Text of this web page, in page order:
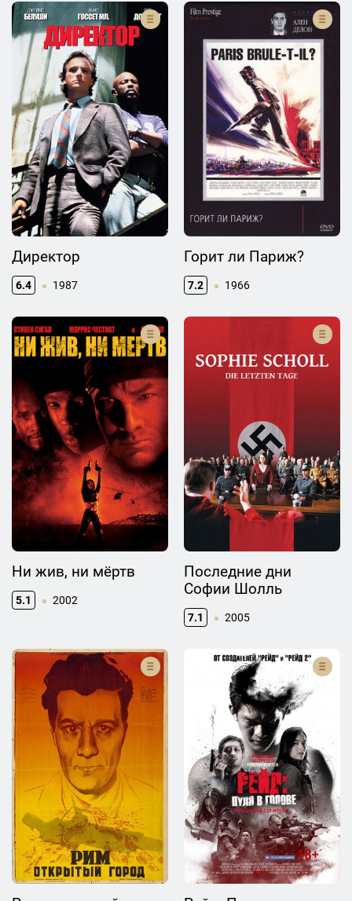
Директор
6.4 1987
Горит ли Париж?
7.2 1966
Ни жив, ни мёртв
5.1 2002
Последние дни
Софии Шолль
7.1 2005